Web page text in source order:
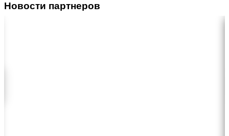
Новости партнеров